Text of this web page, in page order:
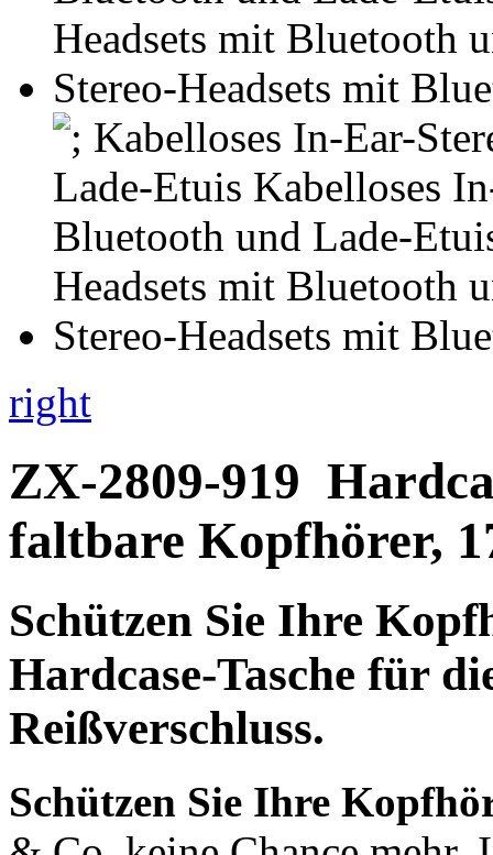
right
ZX-2809-919
faltbare Kopfhörer,
Schützen Sie Ihre
Hardcase-Tasche für
Reißverschluss.
Schützen Sie Ihre